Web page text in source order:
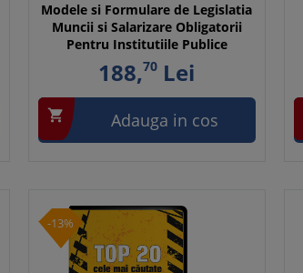
Modele si Formulare de Legislatia
Muncii si Salarizare Obligatorii
Pentru Institutiile Publice
188,70 Lei
 Adauga in cos
-13%